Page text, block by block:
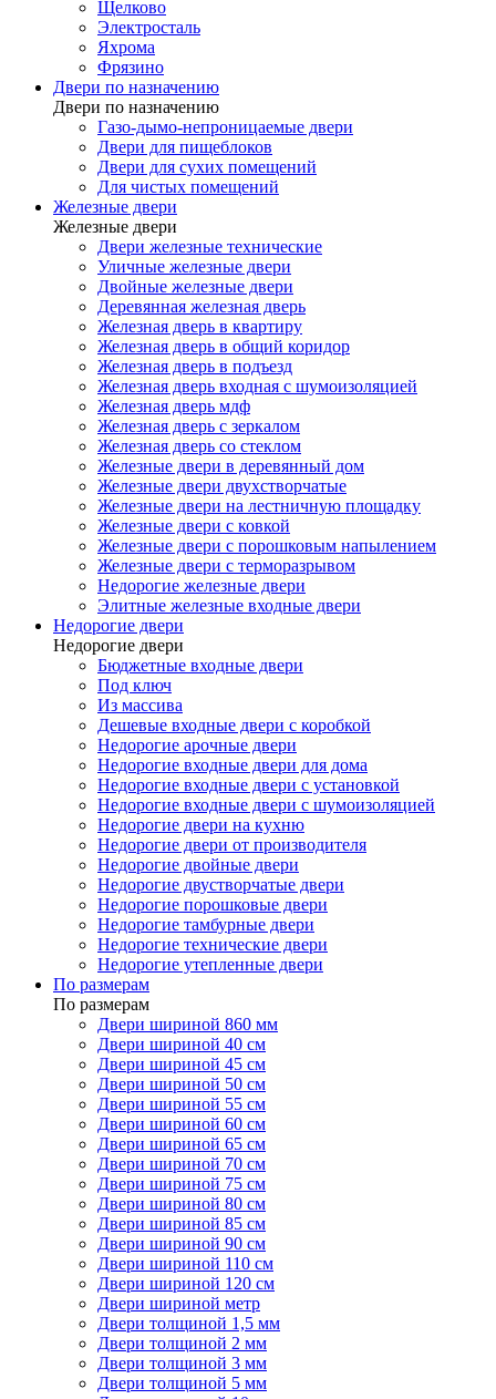
Щелково
Электросталь
Яхрома
Фрязино
Двери по назначению
Двери по назначению
Газо-дымо-непроницаемые двери
Двери для пищеблоков
Двери для сухих помещений
Для чистых помещений
Железные двери
Железные двери
Двери железные технические
Уличные железные двери
Двойные железные двери
Деревянная железная дверь
Железная дверь в квартиру
Железная дверь в общий коридор
Железная дверь в подъезд
Железная дверь входная с шумоизоляцией
Железная дверь мдф
Железная дверь с зеркалом
Железная дверь со стеклом
Железные двери в деревянный дом
Железные двери двухстворчатые
Железные двери на лестничную площадку
Железные двери с ковкой
Железные двери с порошковым напылением
Железные двери с терморазрывом
Недорогие железные двери
Элитные железные входные двери
Недорогие двери
Недорогие двери
Бюджетные входные двери
Под ключ
Из массива
Дешевые входные двери с коробкой
Недорогие арочные двери
Недорогие входные двери для дома
Недорогие входные двери с установкой
Недорогие входные двери с шумоизоляцией
Недорогие двери на кухню
Недорогие двери от производителя
Недорогие двойные двери
Недорогие двустворчатые двери
Недорогие порошковые двери
Недорогие тамбурные двери
Недорогие технические двери
Недорогие утепленные двери
По размерам
По размерам
Двери шириной 860 мм
Двери шириной 40 см
Двери шириной 45 см
Двери шириной 50 см
Двери шириной 55 см
Двери шириной 60 см
Двери шириной 65 см
Двери шириной 70 см
Двери шириной 75 см
Двери шириной 80 см
Двери шириной 85 см
Двери шириной 90 см
Двери шириной 110 см
Двери шириной 120 см
Двери шириной метр
Двери толщиной 1,5 мм
Двери толщиной 2 мм
Двери толщиной 3 мм
Двери толщиной 5 мм